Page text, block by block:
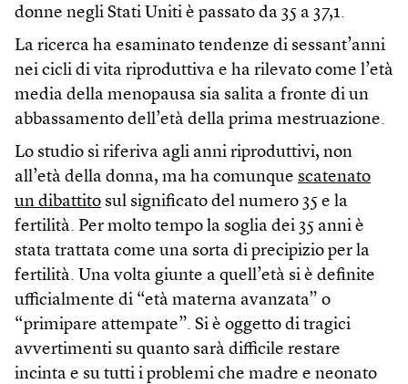
donne negli Stati Uniti è passato da 35 a 37,1.
La ricerca ha esaminato tendenze di sessant’anni
nei cicli di vita riproduttiva e ha rilevato come l’età
media della menopausa sia salita a fronte di un
abbassamento dell’età della prima mestruazione.
Lo studio si riferiva agli anni riproduttivi, non
all’età della donna, ma ha comunque scatenato
un dibattito sul significato del numero 35 e la
fertilità. Per molto tempo la soglia dei 35 anni è
stata trattata come una sorta di precipizio per la
fertilità. Una volta giunte a quell’età si è definite
ufficialmente di “età materna avanzata” o
“primipare attempate”. Si è oggetto di tragici
avvertimenti su quanto sarà difficile restare
incinta e su tutti i problemi che madre e neonato